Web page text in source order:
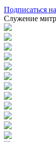
Подписаться
Служение